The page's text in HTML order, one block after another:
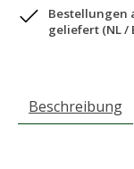
Bestellungen
geliefert (NL /
Beschreibung